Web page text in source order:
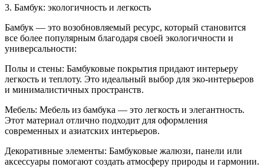
3. Бамбук: экологичность и легкость
Бамбук — это возобновляемый ресурс, который становится
все более популярным благодаря своей экологичности и
универсальности:
Полы и стены: Бамбуковые покрытия придают интерьеру
легкость и теплоту. Это идеальный выбор для эко-интерьеров
и минималистичных пространств.
Мебель: Мебель из бамбука — это легкость и элегантность.
Этот материал отлично подходит для оформления
современных и азиатских интерьеров.
Декоративные элементы: Бамбуковые жалюзи, панели или
аксессуары помогают создать атмосферу природы и гармонии.